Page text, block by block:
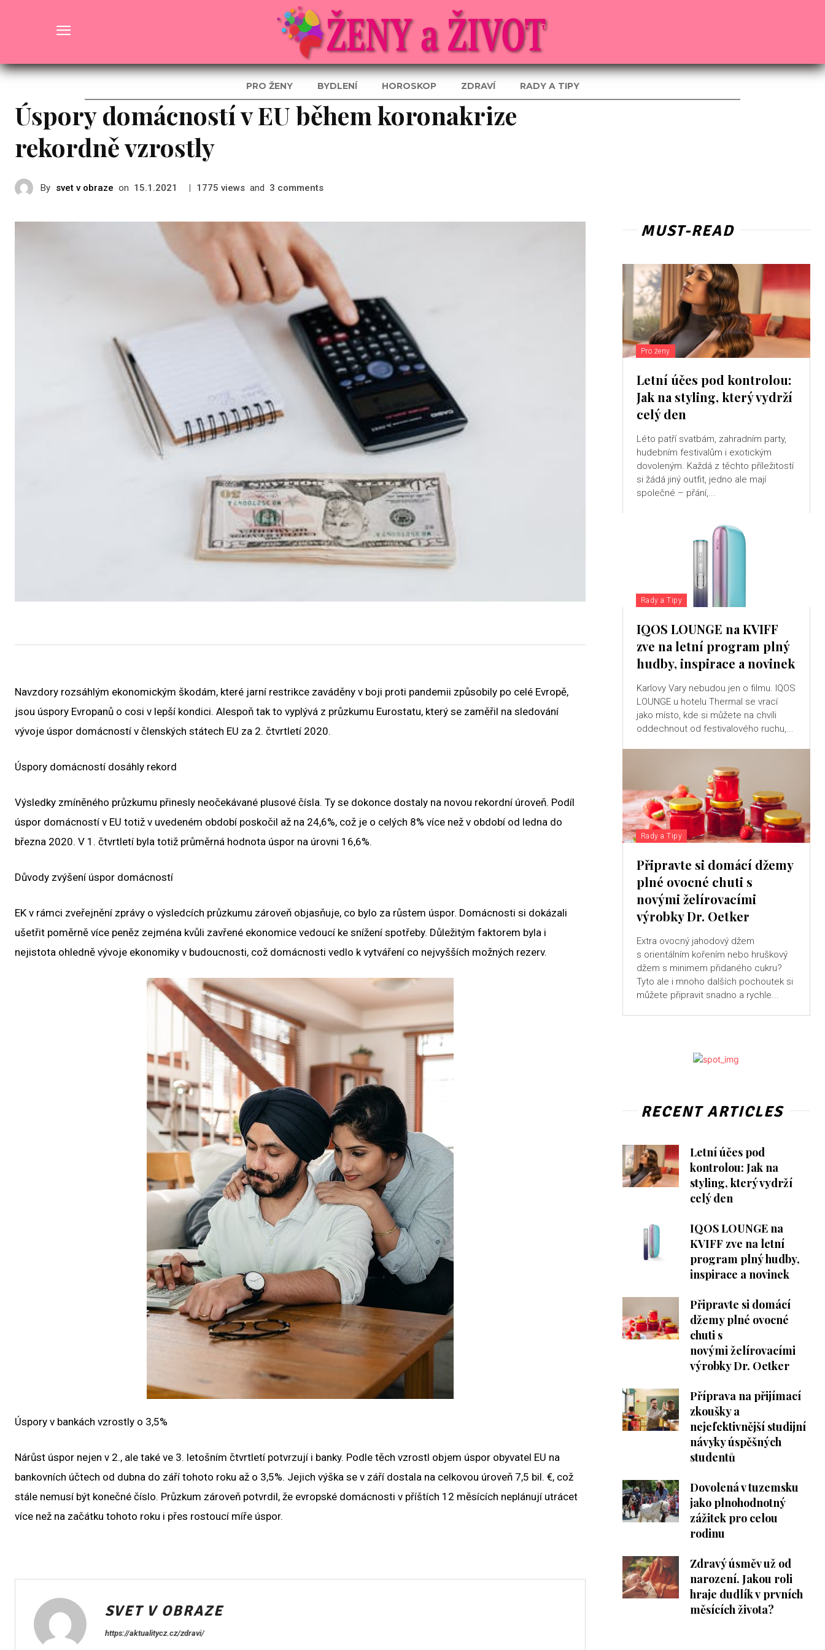
PRO ŽENY BYDLENÍ HOROSKOP ZDRAVÍ RADY A TIPY
Úspory domácností v EU během koronakrize
rekordně vzrostly
By svet v obraze on 15.1.2021 | 1775 views and 3 comments
Navzdory rozsáhlým ekonomickým škodám, které jarní restrikce zaváděny v boji proti pandemii způsobily po celé Evropě,
jsou úspory Evropanů o cosi v lepší kondici. Alespoň tak to vyplývá z průzkumu Eurostatu, který se zaměřil na sledování
vývoje úspor domácností v členských státech EU za 2. čtvrtletí 2020.
Úspory domácností dosáhly rekord
Výsledky zmíněného průzkumu přinesly neočekávané plusové čísla. Ty se dokonce dostaly na novou rekordní úroveň. Podíl
úspor domácností v EU totiž v uvedeném období poskočil až na 24,6%, což je o celých 8% více než v období od ledna do
března 2020. V 1. čtvrtletí byla totiž průměrná hodnota úspor na úrovni 16,6%.
Důvody zvýšení úspor domácností
EK v rámci zveřejnění zprávy o výsledcích průzkumu zároveň objasňuje, co bylo za růstem úspor. Domácnosti si dokázali
ušetřit poměrně více peněz zejména kvůli zavřené ekonomice vedoucí ke snížení spotřeby. Důležitým faktorem byla i
nejistota ohledně vývoje ekonomiky v budoucnosti, což domácnosti vedlo k vytváření co nejvyšších možných rezerv.
Úspory v bankách vzrostly o 3,5%
Nárůst úspor nejen v 2., ale také ve 3. letošním čtvrtletí potvrzují i ​​banky. Podle těch vzrostl objem úspor obyvatel EU na
bankovních účtech od dubna do září tohoto roku až o 3,5%. Jejich výška se v září dostala na celkovou úroveň 7,5 bil. €, což
stále nemusí být konečné číslo. Průzkum zároveň potvrdil, že evropské domácnosti v příštích 12 měsících neplánují utrácet
více než na začátku tohoto roku i přes rostoucí míře úspor.
SVET V OBRAZE
https://aktualitycz.cz/zdravi/
MUST-READ
Pro ženy
Letní účes pod kontrolou:
Jak na styling, který vydrží
celý den
Léto patří svatbám, zahradním party,
hudebním festivalům i exotickým
dovoleným. Každá z těchto příležitostí
si žádá jiný outfit, jedno ale mají
společné – přání,...
Rady a Tipy
IQOS LOUNGE na KVIFF
zve na letní program plný
hudby, inspirace a novinek
Karlovy Vary nebudou jen o filmu. IQOS
LOUNGE u hotelu Thermal se vrací
jako místo, kde si můžete na chvíli
oddechnout od festivalového ruchu,...
Rady a Tipy
Připravte si domácí džemy
plné ovocné chuti s
novými želírovacími
výrobky Dr. Oetker
Extra ovocný jahodový džem
s orientálním kořením nebo hruškový
džem s minimem přidaného cukru?
Tyto ale i mnoho dalších pochoutek si
můžete připravit snadno a rychle...
RECENT ARTICLES
Letní účes pod
kontrolou: Jak na
styling, který vydrží
celý den
IQOS LOUNGE na
KVIFF zve na letní
program plný hudby,
inspirace a novinek
Připravte si domácí
džemy plné ovocné
chuti s
novými želírovacími
výrobky Dr. Oetker
Příprava na přijímací
zkoušky a
nejefektivnější studijní
návyky úspěšných
studentů
Dovolená v tuzemsku
jako plnohodnotný
zážitek pro celou
rodinu
Zdravý úsměv už od
narození. Jakou roli
hraje dudlík v prvních
měsících života?